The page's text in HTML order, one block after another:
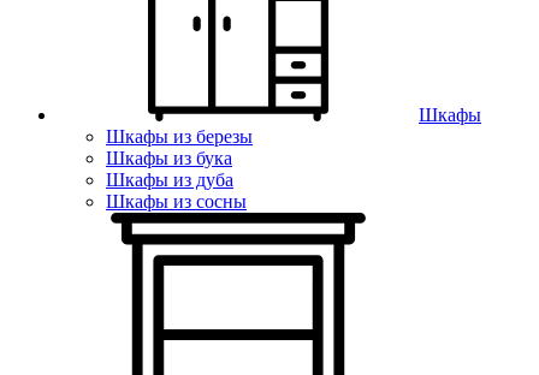
Шкафы
Шкафы из березы
Шкафы из бука
Шкафы из дуба
Шкафы из сосны